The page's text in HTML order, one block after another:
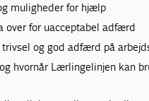
muligheder for hjælp
over for uacceptabel adfærd
og god adfærd på
hvornår Lærlingelinjen kan